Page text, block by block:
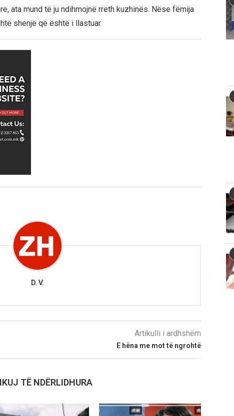
ata mund të ju ndihmojnë rreth kuzhinës. Nëse fëmija
shenjë që është i llastuar.
D. V.
Artikulli i ardhshëm
E hëna me mot të ngrohtë
TË NDËRLIDHURA